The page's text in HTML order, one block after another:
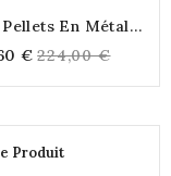
Pellets En Métal
De
" Au Coin Du
€ Regular
price
224,00 €
Produit